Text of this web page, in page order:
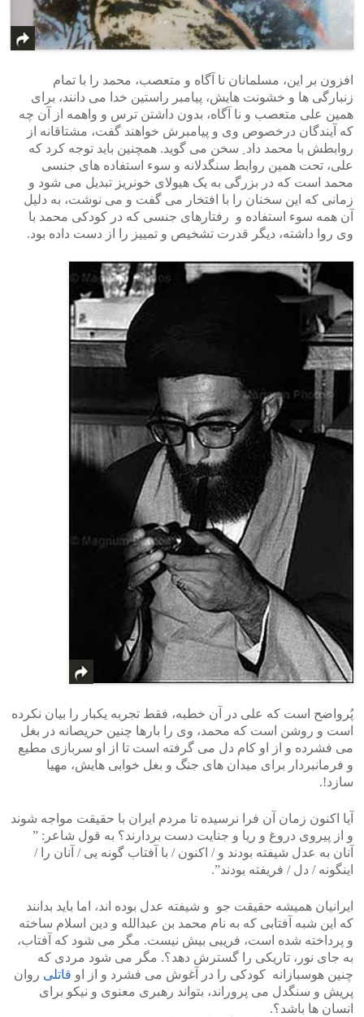
افزون بر این، مسلمانان نا آگاه و متعصب، محمد را با تمام
زنبارگی ها و خشونت هایش، پیامبر راستین خدا می دانند، برای
همین علی متعصب و نا آگاه، بدون داشتن ترس و واهمه از آن چه
که آیندگان درخصوص وی و پیامبرش خواهند گفت، مشتاقانه از
روابطش با محمد داد ِ سخن می گوید. همچنین باید توجه کرد که
علی، تحت همین روابط سنگدلانه و سوء استفاده های جنسی
محمد است که در بزرگی به یک هیولای خونریز تبدیل می شود و
زمانی که این سخنان را با افتخار می گفت و می نوشت، به دلیل
آن همه سوء استفاده و رفتارهای جنسی که در کودکی محمد با
وی روا داشته، دیگر قدرت تشخیص و تمییز را از دست داده بود.
پُرواضح است که علی در آن خطبه، فقط تجربه یکبار را بیان نکرده
است و روشن است که محمد، وی را بارها چنین حریصانه در بغل
می فشرده و از او کام دل می گرفته است تا از او سربازی مطیع
و فرمانبردار برای میدان های جنگ و بغل خوابی هایش، مهیا
سازد!.
آیا اکنون زمان آن فرا نرسیده تا مردم ایران با حقیقت مواجه شوند
و از پیروی دروغ و ریا و جنایت دست بردارند؟ به قول شاعر: ”
آنان به عدل شیفته بودند و / اکنون / با آفتاب گونه یی / آنان را /
اینگونه / دل / فریفته بودند”.
ایرانیان همیشه حقیقت جو و شیفته عدل بوده اند، اما باید بدانند
که این شبه آفتابی که به نام محمد بن عبدالله و دین اسلام ساخته
و پرداخته شده است، فریبی بیش نیست. مگر می شود که آفتاب،
به جای نور، تاریکی را گسترش دهد؟. مگر می شود مردی که
چنین هوسبازانه کودکی را در آغوش می فشرد و از او قاتلی روان
پریش و سنگدل می پروراند، بتواند رهبری معنوی و نیکو برای
انسان ها باشد؟.